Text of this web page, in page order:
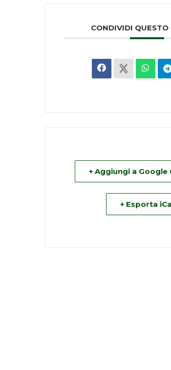
CONDIVIDI QUESTO
+ Aggiungi a Google
+ Esporta